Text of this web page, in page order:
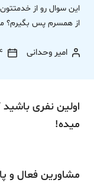
این سوال رو از
از همسرم پس بگیرم؟
امیر وحدانی 4
اولین نفری
میده!
مشاورین فعال و